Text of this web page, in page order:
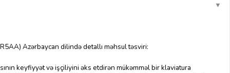
▼
Azərbaycan dilində detallı məhsul təsviri:
keyfiyyət və işçiliyini əks etdirən mükəmməl bir klaviatura